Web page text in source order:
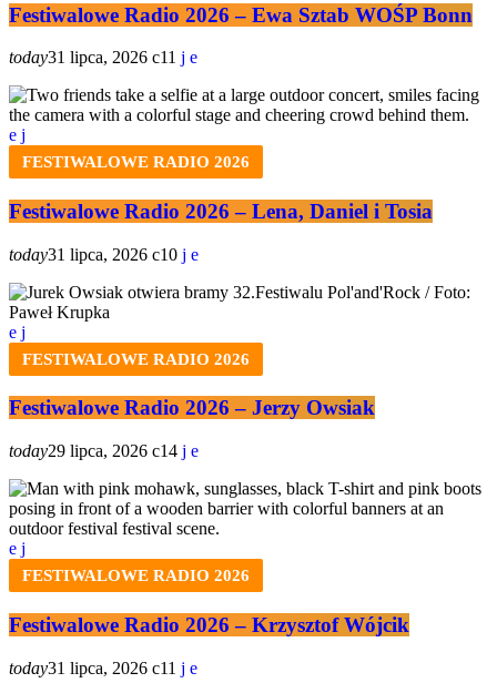
Festiwalowe Radio 2026 – Ewa Sztab WOŚP Bonn
today31 lipca, 2026 11
FESTIWALOWE RADIO 2026
Festiwalowe Radio 2026 – Lena, Daniel i Tosia
today31 lipca, 2026 10
FESTIWALOWE RADIO 2026
Festiwalowe Radio 2026 – Jerzy Owsiak
today29 lipca, 2026 14
FESTIWALOWE RADIO 2026
Festiwalowe Radio 2026 – Krzysztof Wójcik
today31 lipca, 2026 11